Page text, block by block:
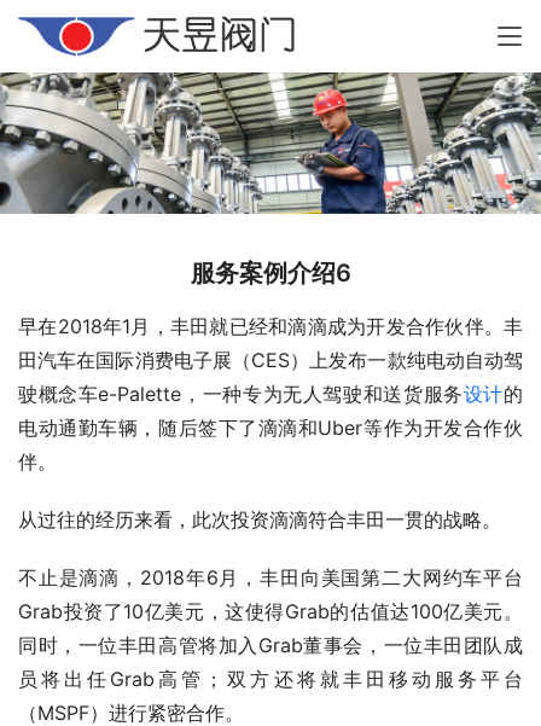
服务案例介绍6
早在2018年1月，丰田就已经和滴滴成为开发合作伙伴。丰
田汽车在国际消费电子展（CES）上发布一款纯电动自动驾
驶概念车e-Palette，一种专为无人驾驶和送货服务设计的
电动通勤车辆，随后签下了滴滴和Uber等作为开发合作伙
伴。
从过往的经历来看，此次投资滴滴符合丰田一贯的战略。
不止是滴滴，2018年6月，丰田向美国第二大网约车平台
Grab投资了10亿美元，这使得Grab的估值达100亿美元。
同时，一位丰田高管将加入Grab董事会，一位丰田团队成
员将出任Grab高管；双方还将就丰田移动服务平台
（MSPF）进行紧密合作。